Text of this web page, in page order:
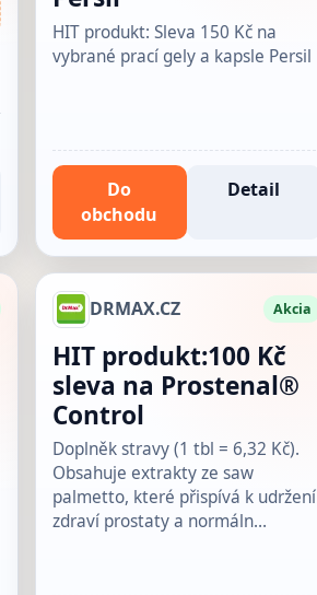
HIT produkt: Sleva 150 Kč na
vybrané prací gely a kapsle Persil
Do
obchodu
Detail
DRMAX.CZ Akcia
HIT produkt:100 Kč
sleva na Prostenal®
Control
Doplněk stravy (1 tbl = 6,32 Kč).
Obsahuje extrakty ze saw
palmetto, které přispívá k udržení
zdraví prostaty a normáln…